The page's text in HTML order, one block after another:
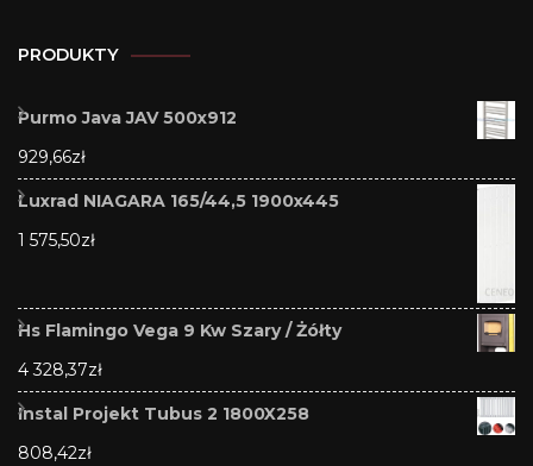
PRODUKTY
Purmo Java JAV 500x912
929,66zł
Luxrad NIAGARA 165/44,5 1900x445
1 575,50zł
Hs Flamingo Vega 9 Kw Szary / Żółty
4 328,37zł
Instal Projekt Tubus 2 1800X258
808,42zł